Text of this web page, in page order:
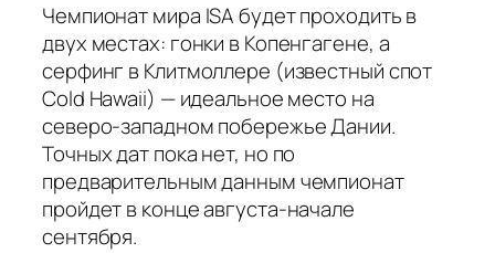
Чемпионат мира ISA будет проходить в
двух местах: гонки в Копенгагене, а
серфинг в Клитмоллере (известный спот
Cold Hawaii) — идеальное место на
северо-западном побережье Дании.
Точных дат пока нет, но по
предварительным данным чемпионат
пройдет в конце августа-начале
сентября.